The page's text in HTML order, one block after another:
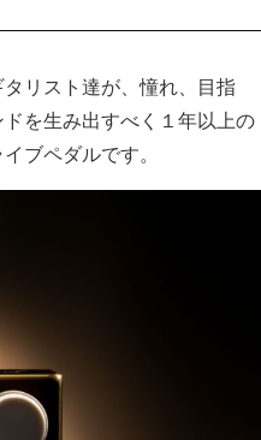
リスト達が、憧れ、目指
を生み出すべく１年以上の
ブペダルです。